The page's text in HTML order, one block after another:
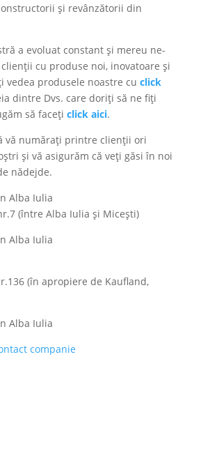
și revânzătorii din
a evoluat constant și mereu ne-
cu produse noi, inovatoare și
vedea produsele noastre cu click
dintre Dvs. care doriți să ne fiți
să faceți click aici.
vă numărați printre clienții ori
și vă asigurăm că veți găsi în noi
nădejde.
(între Alba Iulia și Micești)
(în apropiere de Kaufland,
companie